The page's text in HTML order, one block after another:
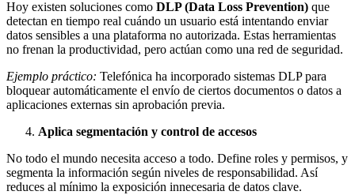
Hoy existen soluciones como DLP (Data Loss Prevention) que
detectan en tiempo real cuándo un usuario está intentando enviar
datos sensibles a una plataforma no autorizada. Estas herramientas
no frenan la productividad, pero actúan como una red de seguridad.
Ejemplo práctico: Telefónica ha incorporado sistemas DLP para
bloquear automáticamente el envío de ciertos documentos o datos a
aplicaciones externas sin aprobación previa.
Aplica segmentación y control de accesos
No todo el mundo necesita acceso a todo. Define roles y permisos, y
segmenta la información según niveles de responsabilidad. Así
reduces al mínimo la exposición innecesaria de datos clave.